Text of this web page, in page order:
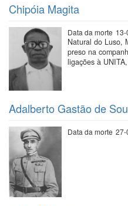
Chipóia Magita
Data da morte
Natural do Luso,
preso na
ligações à
Adalberto Gastão de
Data da morte 27-